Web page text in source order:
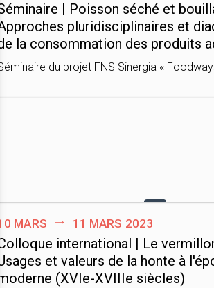
| Poisson séché et
pluridisciplinaires et
la consommation des produits
du projet FNS Sinergia «
mars 11 mars 2023
international | Le
et valeurs de la honte à
(XVIe-XVIIIe siècles)